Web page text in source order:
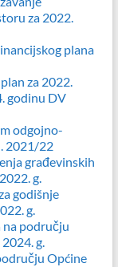
za 2022.
plana
za 2022.
godinu DV
odgojno-
2021/22
građevinskih
g.
godišnje
g.
na području
g.
Općine